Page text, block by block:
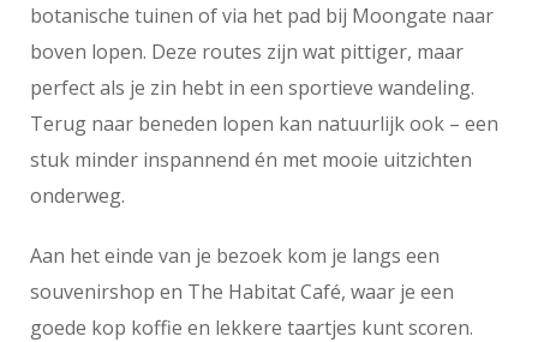
botanische tuinen of via het pad bij Moongate naar
boven lopen. Deze routes zijn wat pittiger, maar
perfect als je zin hebt in een sportieve wandeling.
Terug naar beneden lopen kan natuurlijk ook – een
stuk minder inspannend én met mooie uitzichten
onderweg.
Aan het einde van je bezoek kom je langs een
souvenirshop en The Habitat Café, waar je een
goede kop koffie en lekkere taartjes kunt scoren.